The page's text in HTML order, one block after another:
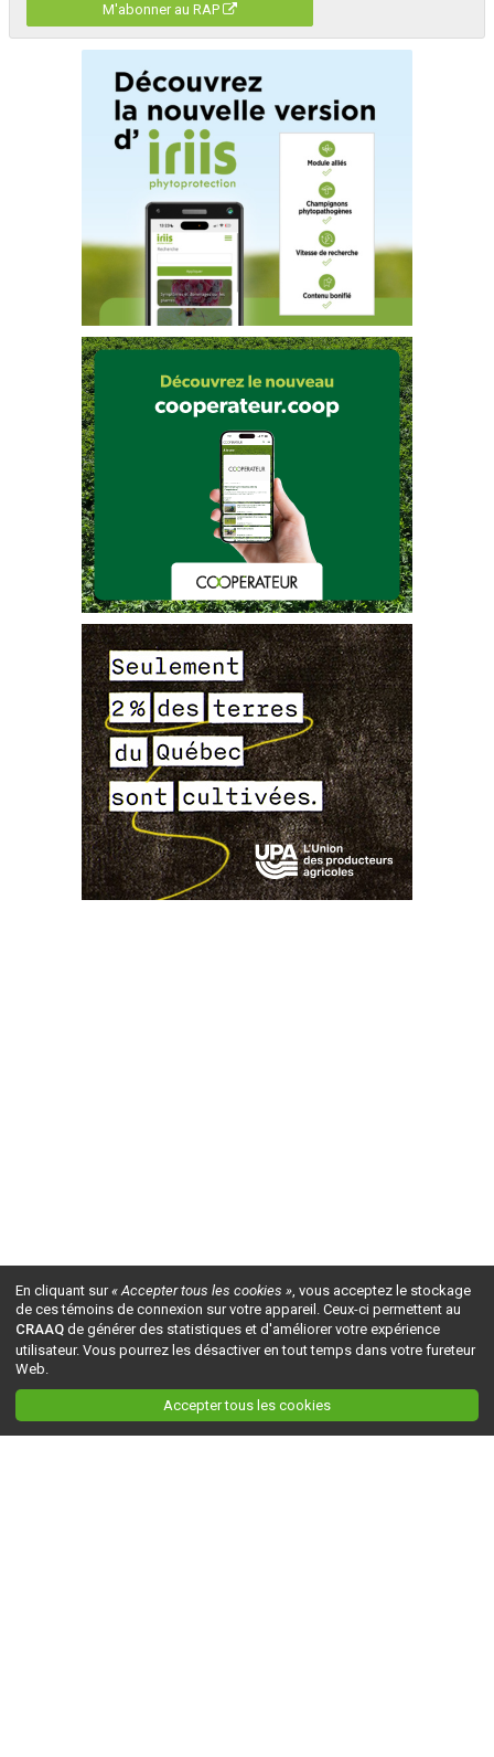
M'abonner au RAP
En cliquant sur« Accepter tous les cookies », vous acceptez le stockage
de ces témoins de connexion sur votre appareil. Ceux-ci permettent au
CRAAQ de générer des statistiques et d'améliorer votre expérience
utilisateur. Vous pourrez les désactiver en tout temps dans votre fureteur
Web.
Accepter tous les cookies